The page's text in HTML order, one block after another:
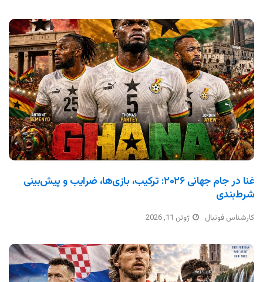
غنا در جام جهانی ۲۰۲۶: ترکیب، بازی‌ها، ضرایب و پیش‌بینی
شرط‌بندی
کارشناس فوتبال ژوئن 11, 2026